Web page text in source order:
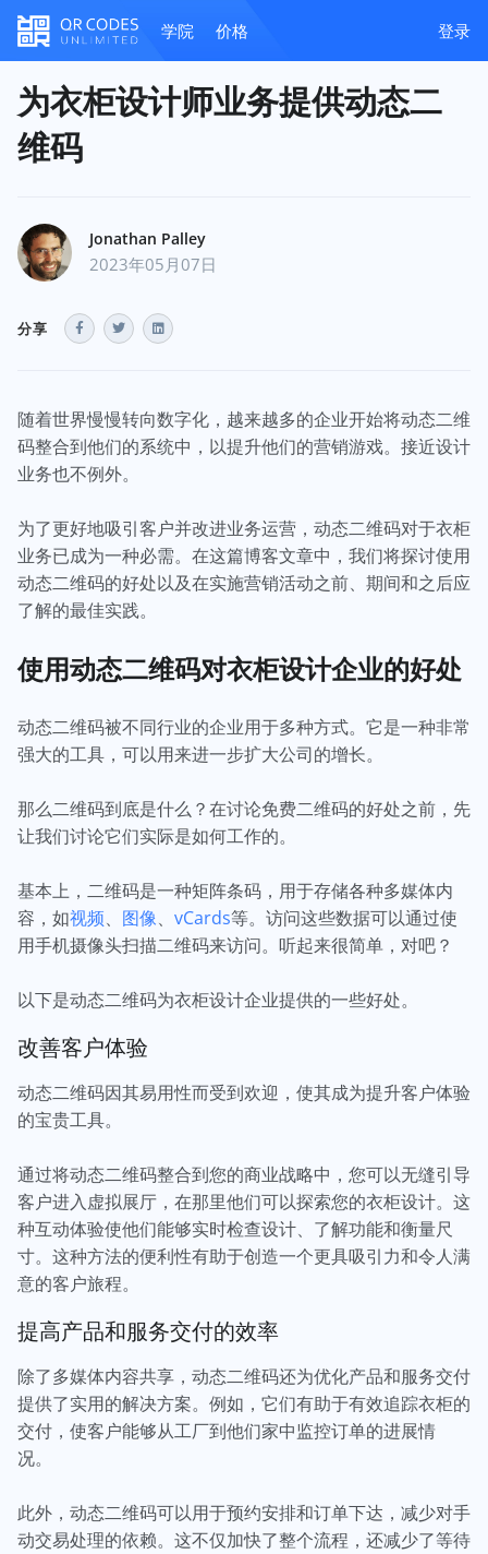
学院 价格 登录
为衣柜设计师业务提供动态二
维码
Jonathan Palley
2023年05月07日
分享
随着世界慢慢转向数字化，越来越多的企业开始将动态二维
码整合到他们的系统中，以提升他们的营销游戏。接近设计
业务也不例外。
为了更好地吸引客户并改进业务运营，动态二维码对于衣柜
业务已成为一种必需。在这篇博客文章中，我们将探讨使用
动态二维码的好处以及在实施营销活动之前、期间和之后应
了解的最佳实践。
使用动态二维码对衣柜设计企业的好处
动态二维码被不同行业的企业用于多种方式。它是一种非常
强大的工具，可以用来进一步扩大公司的增长。
那么二维码到底是什么？在讨论免费二维码的好处之前，先
让我们讨论它们实际是如何工作的。
基本上，二维码是一种矩阵条码，用于存储各种多媒体内
容，如视频、 图像、 vCards等。访问这些数据可以通过使
用手机摄像头扫描二维码来访问。听起来很简单，对吧？
以下是动态二维码为衣柜设计企业提供的一些好处。
改善客户体验
动态二维码因其易用性而受到欢迎，使其成为提升客户体验
的宝贵工具。
通过将动态二维码整合到您的商业战略中，您可以无缝引导
客户进入虚拟展厅，在那里他们可以探索您的衣柜设计。这
种互动体验使他们能够实时检查设计、了解功能和衡量尺
寸。这种方法的便利性有助于创造一个更具吸引力和令人满
意的客户旅程。
提高产品和服务交付的效率
除了多媒体内容共享，动态二维码还为优化产品和服务交付
提供了实用的解决方案。例如，它们有助于有效追踪衣柜的
交付，使客户能够从工厂到他们家中监控订单的进展情
况。
此外，动态二维码可以用于预约安排和订单下达，减少对手
动交易处理的依赖。这不仅加快了整个流程，还减少了等待